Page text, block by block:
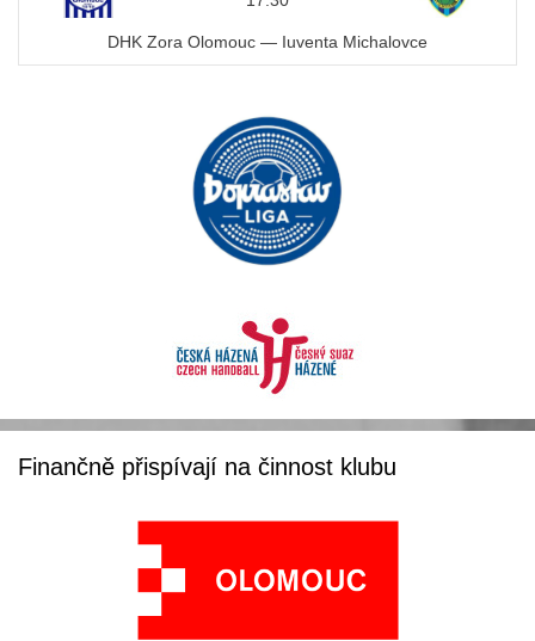
DHK Zora Olomouc — Iuventa Michalovce
Finančně přispívají na činnost klubu